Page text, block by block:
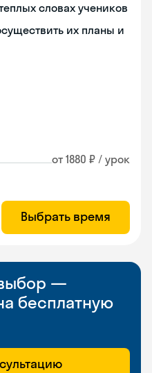
словах учеников
их планы и
от 1880 ₽ / урок
Выбрать время
—
бесплатную